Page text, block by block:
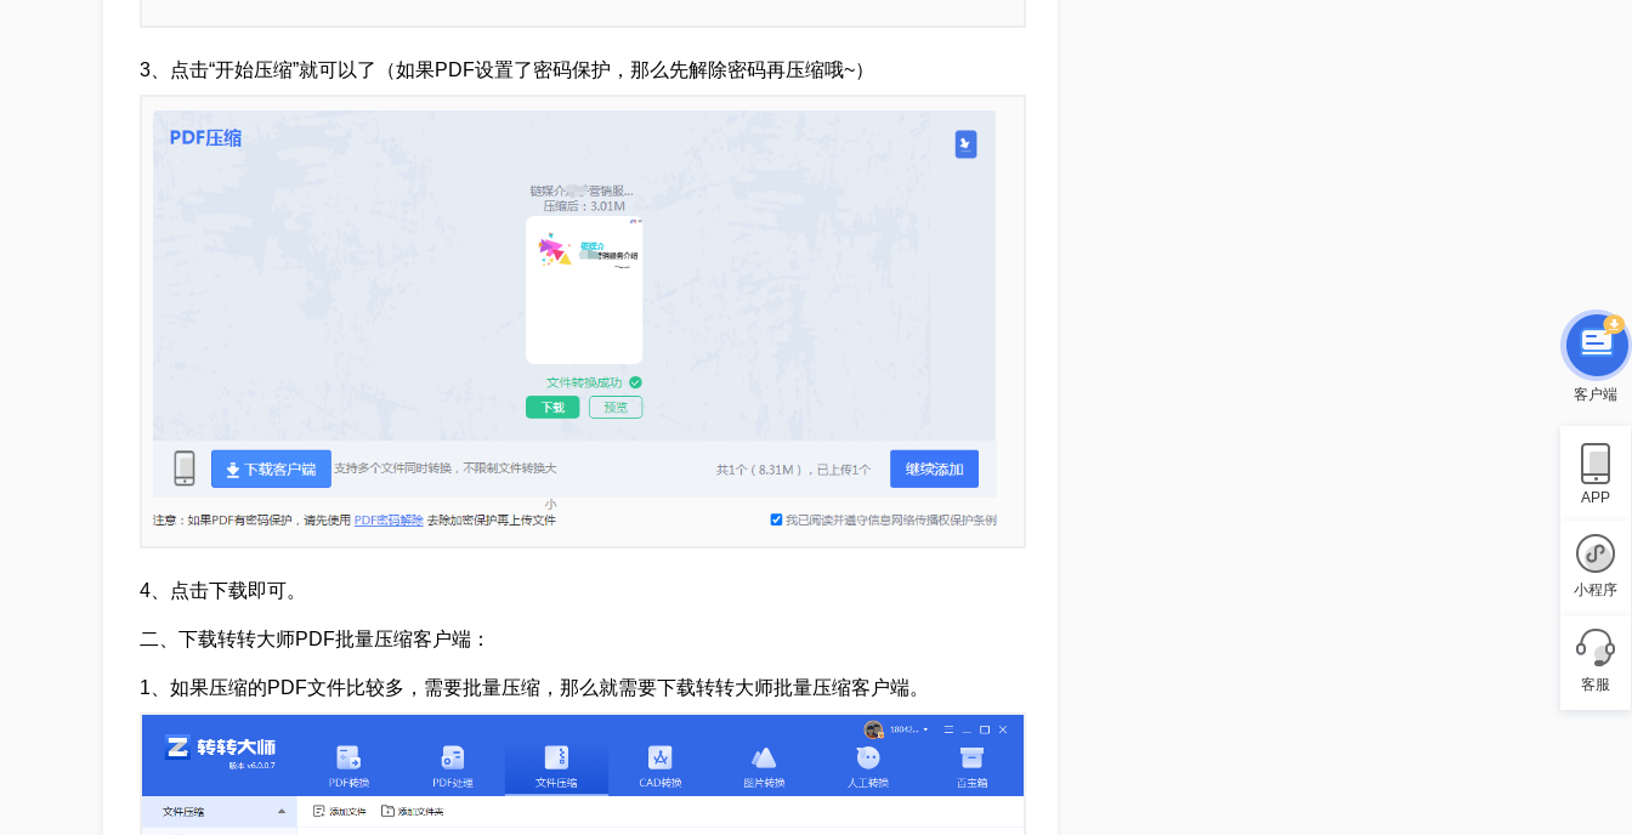
3、点击“开始压缩”就可以了（如果PDF设置了密码保护，那么先解除密码再压缩哦~）
4、点击下载即可。
二、下载转转大师PDF批量压缩客户端：
1、如果压缩的PDF文件比较多，需要批量压缩，那么就需要下载转转大师批量压缩客户端。
客户端
APP
小程序
客服